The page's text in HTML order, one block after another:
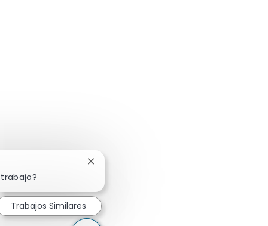
Cerrar notificación de chatbot
Trabajos Similares